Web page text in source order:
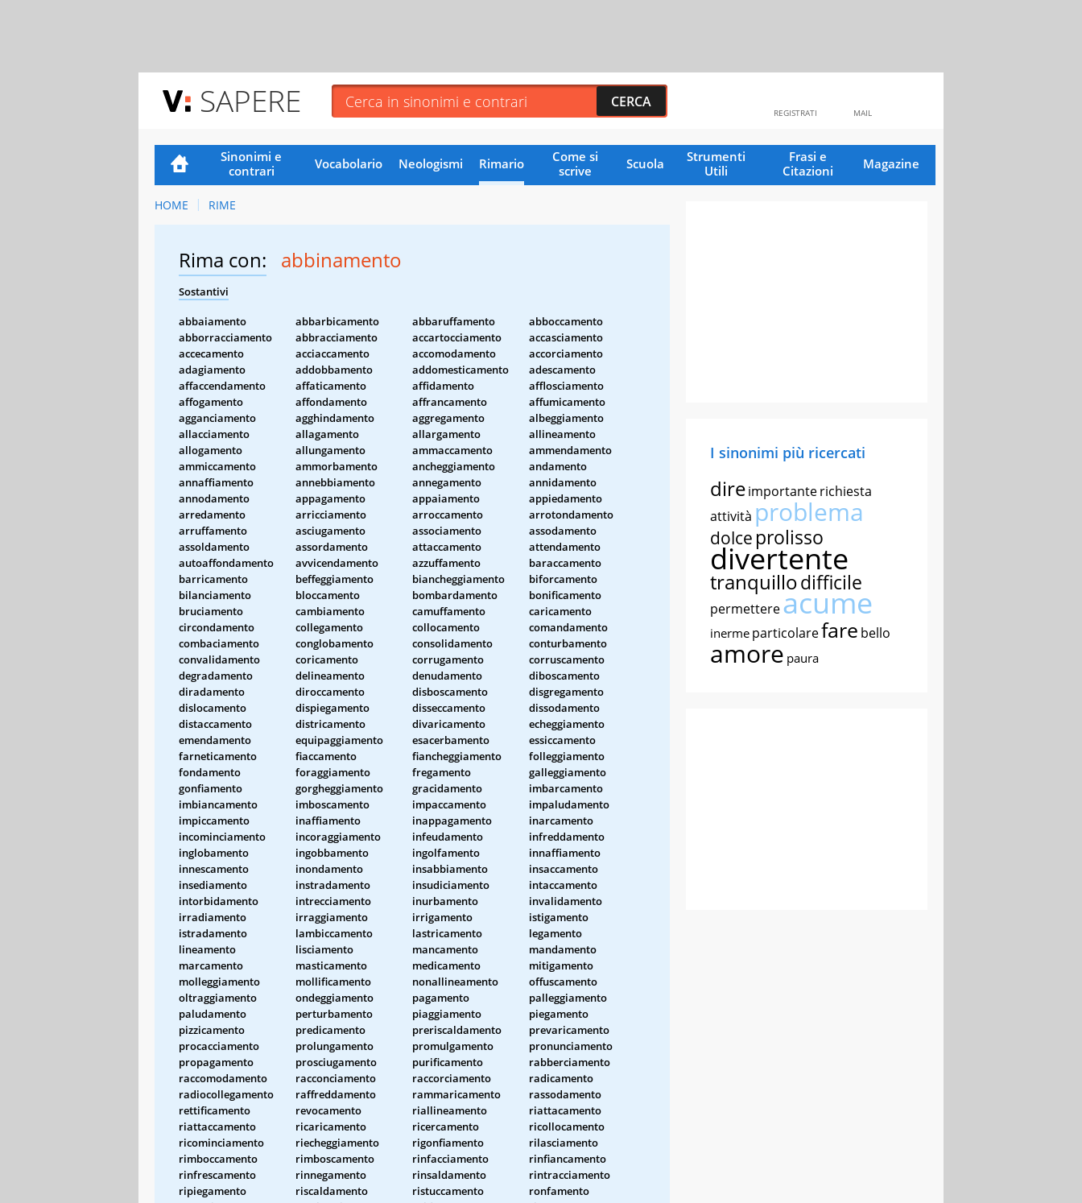
SAPERE MAIL
REGISTRATI
Sinonimi e
contrari
Vocabolario Neologismi Rimario
Come si
scrive
Scuola
Strumenti
Utili
Frasi e
Citazioni
Magazine
HOME RIME
Rima con: abbinamento
Sostantivi
abbaiamento abbarbicamento abbaruffamento
abboccamento
abborracciamento
abbracciamento accartocciamento
accasciamento
accecamento
acciaccamento accomodamento
accorciamento
adagiamento
addobbamento addomesticamento
adescamento
affaccendamento
affaticamento affidamento
afflosciamento
affogamento
affondamento affrancamento
affumicamento
agganciamento
agghindamento aggregamento
albeggiamento
allacciamento
allagamento allargamento
allineamento
allogamento
allungamento ammaccamento
ammendamento
ammiccamento
ammorbamento ancheggiamento
andamento
annaffiamento
annebbiamento annegamento
annidamento
annodamento
appagamento appaiamento
appiedamento
arredamento
arricciamento arroccamento
arrotondamento
arruffamento
asciugamento associamento
assodamento
assoldamento
assordamento attaccamento
attendamento
autoaffondamento
avvicendamento azzuffamento
baraccamento
barricamento
beffeggiamento biancheggiamento
biforcamento
bilanciamento
bloccamento bombardamento
bonificamento
bruciamento
cambiamento camuffamento
caricamento
circondamento
collegamento collocamento
comandamento
combaciamento
conglobamento consolidamento
conturbamento
convalidamento
coricamento corrugamento
corruscamento
degradamento
delineamento denudamento
diboscamento
diradamento
diroccamento disboscamento
disgregamento
dislocamento
dispiegamento disseccamento
dissodamento
distaccamento
districamento divaricamento
echeggiamento
emendamento
equipaggiamento esacerbamento
essiccamento
farneticamento
fiaccamento fiancheggiamento
folleggiamento
fondamento
foraggiamento fregamento
galleggiamento
gonfiamento
gorgheggiamento gracidamento
imbarcamento
imbiancamento
imboscamento impaccamento
impaludamento
impiccamento
inaffiamento inappagamento
inarcamento
incominciamento
incoraggiamento infeudamento
infreddamento
inglobamento
ingobbamento ingolfamento
innaffiamento
innescamento
inondamento insabbiamento
insaccamento
insediamento
instradamento insudiciamento
intaccamento
intorbidamento
intrecciamento inurbamento
invalidamento
irradiamento
irraggiamento irrigamento
istigamento
istradamento
lambiccamento lastricamento
legamento
lineamento
lisciamento mancamento
mandamento
marcamento
masticamento medicamento
mitigamento
molleggiamento
mollificamento nonallineamento
offuscamento
oltraggiamento
ondeggiamento pagamento
palleggiamento
paludamento
perturbamento piaggiamento
piegamento
pizzicamento
predicamento preriscaldamento
prevaricamento
procacciamento
prolungamento promulgamento
pronunciamento
propagamento
prosciugamento purificamento
rabberciamento
raccomodamento
racconciamento raccorciamento
radicamento
radiocollegamento
raffreddamento rammaricamento
rassodamento
rettificamento
revocamento riallineamento
riattacamento
riattaccamento
ricaricamento ricercamento
ricollocamento
ricominciamento
riecheggiamento rigonfiamento
rilasciamento
rimboccamento
rimboscamento rinfacciamento
rinfiancamento
rinfrescamento
rinnegamento rinsaldamento
rintracciamento
ripiegamento
riscaldamento ristuccamento
ronfamento
I sinonimi più ricercati
direimportanterichiesta
attività problema
dolce prolisso
divertente
tranquillodifficile
permettereacume
inerme particolarefare bello
amore paura